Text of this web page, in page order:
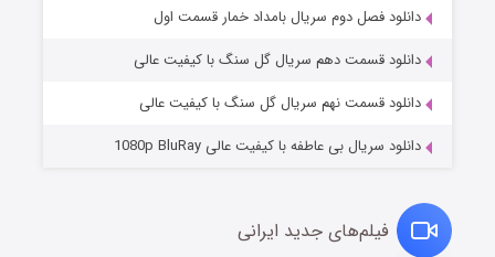
قسمت۲ (زیرنویس) منتشر شد
دانلود فصل دوم سریال بامداد خمار قسمت اول
دانلود قسمت دهم سریال گل سنگ با کیفیت عالی
دانلود قسمت نهم سریال گل سنگ با کیفیت عالی
دانلود سریال بی عاطفه با کیفیت عالی 1080p BluRay
فیلم‌های جدید ایرانی